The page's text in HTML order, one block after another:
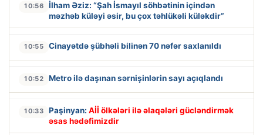
10:56
İlham Əziz: “Şah İsmayıl söhbətinin içindən
məzhəb küləyi əsir, bu çox təhlükəli küləkdir”
10:55 Cinayətdə şübhəli bilinən 70 nəfər saxlanıldı
10:52 Metro ilə daşınan sərnişinlərin sayı açıqlandı
10:33 Paşinyan: Aİİ ölkələri ilə əlaqələri gücləndirmək
əsas hədəfimizdir